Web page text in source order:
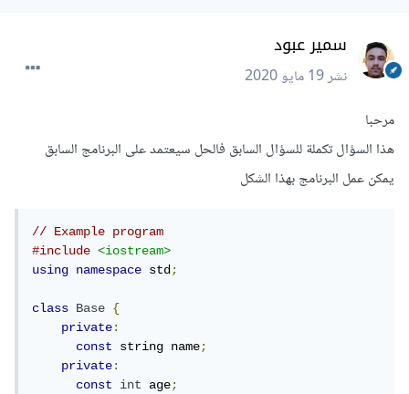
سمير عبود
نشر19 مايو 2020
مرحبا
هذا السؤال تكملة للسؤال السابق فالحل سيعتمد على البرنامج السابق
يمكن عمل البرنامج بهذا الشكل
// Example program
#include
<iostream>
using
namespace std;
class Base
{
private:
const
string name;
private:
const
int age;